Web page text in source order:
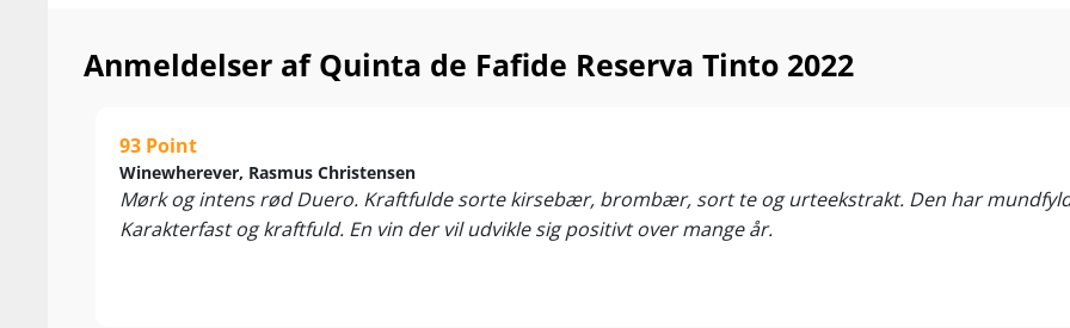
Anmeldelser af Quinta de Fafide Reserva Tinto 2022
93 Point
Winewherever, Rasmus Christensen
Mørk og intens rød Duero. Kraftfulde sorte kirsebær, brombær, sort te og urteekstrakt. Den har
Karakterfast og kraftfuld. En vin der vil udvikle sig positivt over mange år.